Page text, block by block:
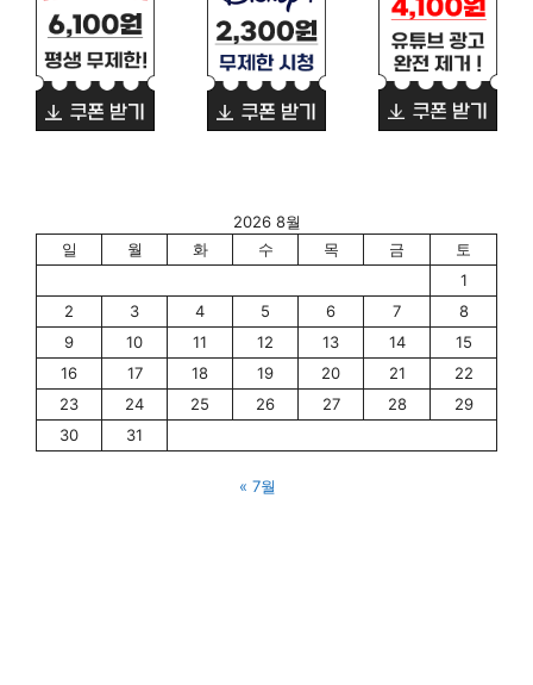
2026 8월
일
월 화 수 목 금
토
1
2
3 4 5 6 7
8
9
10 11 12 13 14
15
16
17 18 19 20 21
22
23
24 25 26 27 28
29
30
31
« 7월